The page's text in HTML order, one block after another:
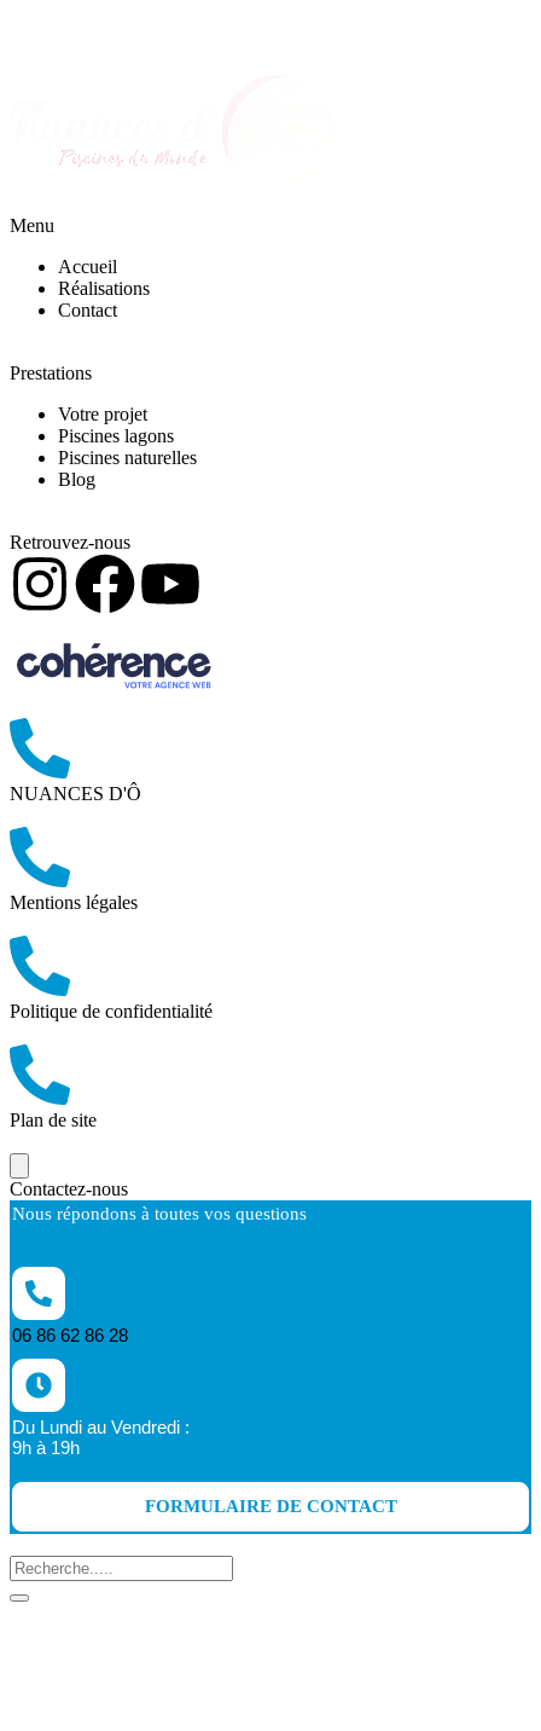
Menu
Accueil
Réalisations
Contact
Prestations
Votre projet
Piscines lagons
Piscines naturelles
Blog
Retrouvez-nous
NUANCES D'Ô
Mentions légales
Politique de confidentialité
Plan de site
Contactez-nous
Nous répondons à toutes vos questions
06 86 62 86 28
Du Lundi au Vendredi :
9h à 19h
FORMULAIRE DE CONTACT